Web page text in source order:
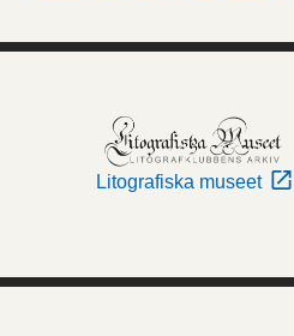
Litografiska museet